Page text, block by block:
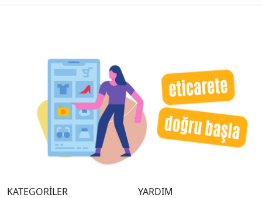
KATEGORİLER YARDIM